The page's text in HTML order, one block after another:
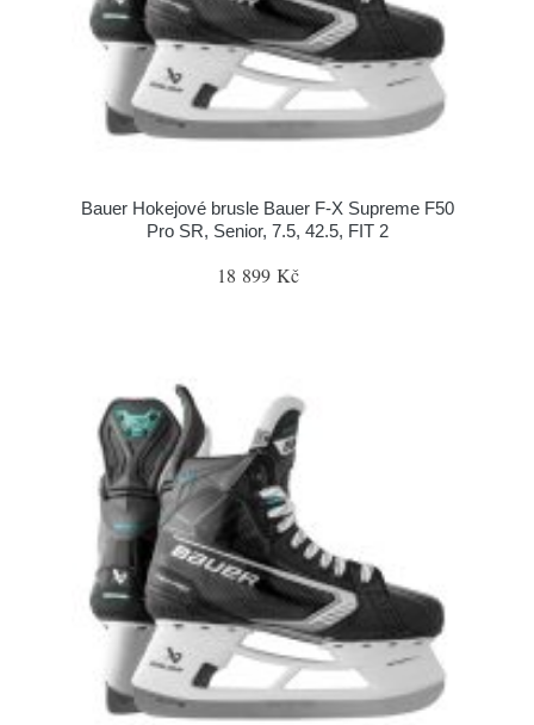
Bauer Hokejové brusle Bauer F-X Supreme F50
Pro SR, Senior, 7.5, 42.5, FIT 2
18 899 Kč